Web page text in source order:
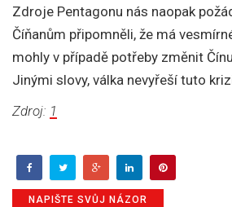
Zdroje Pentagonu nás naopak
Číňanům připomněli, že má
mohly v případě potřeby změnit
Jinými slovy, válka nevyřeší tuto
Zdroj: 1
NAPIŠTE SVŮJ NÁZOR